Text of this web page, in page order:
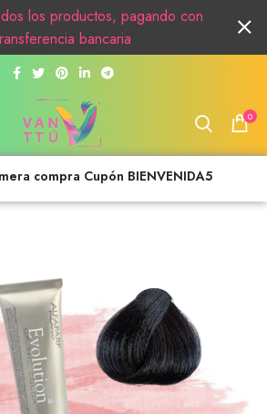
0
compra Cupón BIENVENIDA5
los productos, pagando con
bancaria